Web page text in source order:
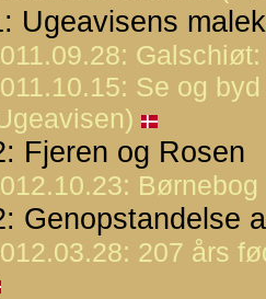
Ugeavisens
Se og
Fjeren og Rosen
Genopstandelse
207 års